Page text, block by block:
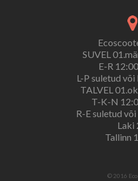
SUVEL
E-R
L-P suletud
TALVEL
T-K-N
R-E suletud
Laki
Tallinn
© 2016